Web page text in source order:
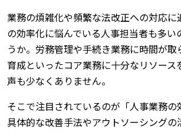
業務の煩雑化や頻繁な法改正への対応に
の効率化に悩んでいる人事担当者も多い
うか。労務管理や手続き業務に時間が
育成といったコア業務に十分なリソース
声も少なくありません。
そこで注目されているのが「人事業務の
具体的な改善手法やアウトソーシングの